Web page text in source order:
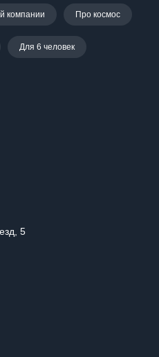
компании Про космос
Для 6 человек
5